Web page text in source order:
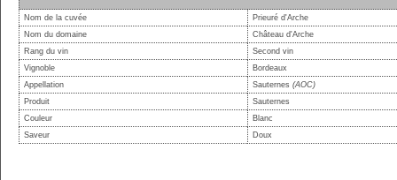
Nom de la cuvée
Prieuré d'Arche
Nom du domaine
Château d'Arche
Rang du vin
Second vin
Vignoble
Bordeaux
Appellation
Sauternes (AOC)
Produit
Sauternes
Couleur
Blanc
Saveur
Doux